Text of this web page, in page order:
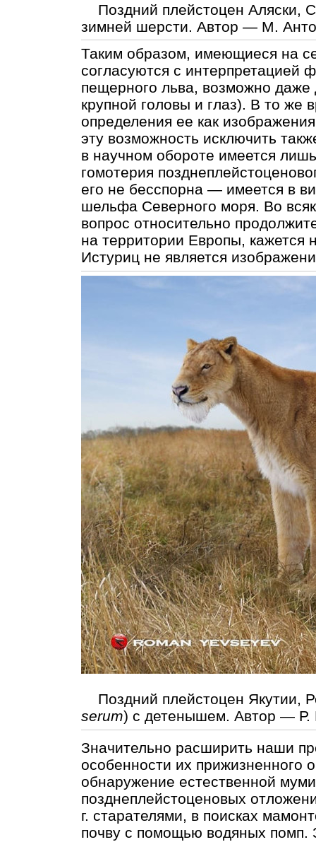
Поздний плейстоцен Аляски,
зимней шерсти. Автор — М.
Таким образом, имеющиеся на
согласуются с интерпретацией
пещерного льва, возможно
крупной головы и глаз). В то же
определения ее как
эту возможность исключить
в научном обороте имеется
гомотерия
его не бесспорна — имеется в
шельфа Северного моря. Во
вопрос относительно
на территории Европы, кажется
Истуриц не является
Поздний плейстоцен Якутии,
serum) с детенышем. Автор — Р.
Значительно расширить наши
особенности их прижизненного
обнаружение естественной
позднеплейстоценовых
г. старателями, в поисках
почву с помощью водяных помп.